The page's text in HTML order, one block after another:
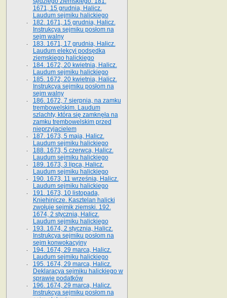
1671, 15 grudnia, Halicz.
Laudum sejmiku halickiego
182. 1671, 15 grudnia, Halicz.
Instrukcya sejmiku posłom na
sejm walny
183. 1671, 17 grudnia, Halicz.
Laudum elekcyi podsędka
ziemskiego halickiego
184. 1672, 20 kwietnia, Halicz.
Laudum sejmiku halickiego
185. 1672, 20 kwietnia, Halicz.
Instrukcya sejmiku posłom na
sejm walny
186. 1672, 7 sierpnia, na zamku
trembowelskim. Laudum
szlachty, która się zamknęła na
zamku trembowelskim przed
nieprzyjacielem
187. 1673, 5 maja, Halicz.
Laudum sejmiku halickiego
188. 1673, 5 czerwca, Halicz.
Laudum sejmiku halickiego
189. 1673, 3 lipca, Halicz.
Laudum sejmiku halickiego
190. 1673, 11 września, Halicz.
Laudum sejmiku halickiego
191. 1673, 10 listopada,
Kniehinicze. Kasztelan halicki
zwołuje sejmik ziemski. 192.
1674, 2 stycznia, Halicz.
Laudum sejmiku halickiego
193. 1674, 2 stycznia, Halicz.
Instrukcya sejmiku posłom na
sejm konwokacyjny
194. 1674, 29 marca, Halicz.
Laudum sejmiku halickiego
195. 1674, 29 marca, Halicz.
Deklaracya sejmiku halickiego w
sprawie podatków
196. 1674, 29 marca, Halicz.
Instrukcya sejmiku posłom na